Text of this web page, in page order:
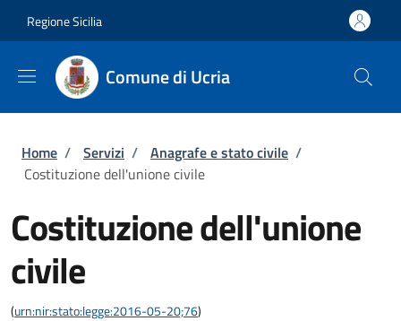
Regione Sicilia
Comune di Ucria
Briciole di pane
Home / Servizi / Anagrafe e stato civile /
Costituzione dell'unione civile
Costituzione dell'unione
civile
(urn:nir:stato:legge:2016-05-20;76)